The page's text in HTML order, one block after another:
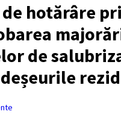
hotărâre
de